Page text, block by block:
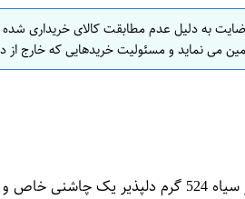
به دلیل عدم مطابقت کالای خریداری
نماید و مسئولیت خریدهایی که خارج از
سس سیر سیاه 524 گرم دلپذیر: طعمی خاص و منحصر به